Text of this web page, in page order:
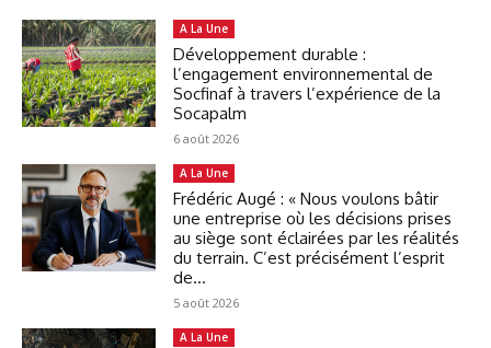
A La Une
Développement durable :
l’engagement environnemental de
Socfinaf à travers l’expérience de la
Socapalm
6 août 2026
A La Une
Frédéric Augé : « Nous voulons bâtir
une entreprise où les décisions prises
au siège sont éclairées par les réalités
du terrain. C’est précisément l’esprit
de...
5 août 2026
A La Une